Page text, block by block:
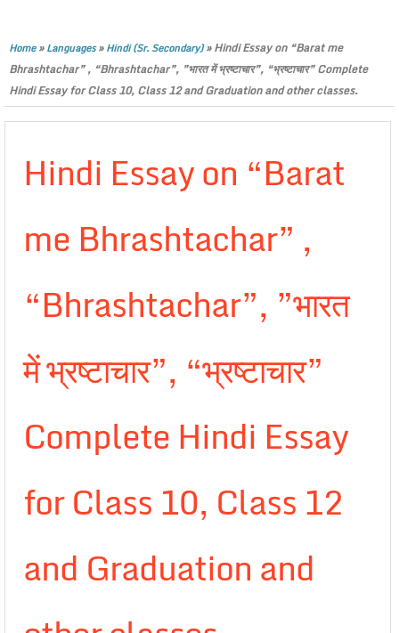
Home»Languages»Hindi (Sr. Secondary)»Hindi Essay on “Barat me
Bhrashtachar” , “Bhrashtachar”, ”भारत में भ्रष्टाचार”, “भ्रष्टाचार” Complete
Hindi Essay for Class 10, Class 12 and Graduation and other classes.
Hindi Essay on “Barat
me Bhrashtachar” ,
“Bhrashtachar”, ”भारत
में भ्रष्टाचार”, “भ्रष्टाचार”
Complete Hindi Essay
for Class 10, Class 12
and Graduation and